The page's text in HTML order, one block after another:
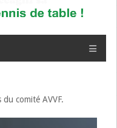
comité AVVF.